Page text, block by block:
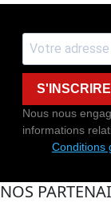
S'INSCRIRE
Nous nous
informations
Conditions
NOS